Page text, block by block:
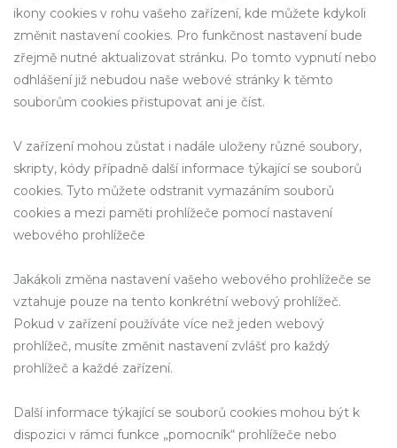
ikony cookies v rohu vašeho zařízení, kde můžete kdykoli
změnit nastavení cookies. Pro funkčnost nastavení bude
zřejmě nutné aktualizovat stránku. Po tomto vypnutí nebo
odhlášení již nebudou naše webové stránky k těmto
souborům cookies přistupovat ani je číst.
V zařízení mohou zůstat i nadále uloženy různé soubory,
skripty, kódy případně další informace týkající se souborů
cookies. Tyto můžete odstranit vymazáním souborů
cookies a mezi paměti prohlížeče pomocí nastavení
webového prohlížeče
Jakákoli změna nastavení vašeho webového prohlížeče se
vztahuje pouze na tento konkrétní webový prohlížeč.
Pokud v zařízení používáte více než jeden webový
prohlížeč, musíte změnit nastavení zvlášť pro každý
prohlížeč a každé zařízení.
Další informace týkající se souborů cookies mohou být k
dispozici v rámci funkce „pomocník“ prohlížeče nebo